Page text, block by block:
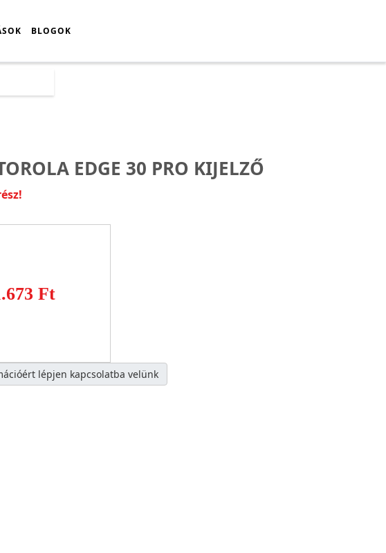
BLOGOK
EDGE 30 PRO KIJELZŐ
Ft
lépjen kapcsolatba velünk